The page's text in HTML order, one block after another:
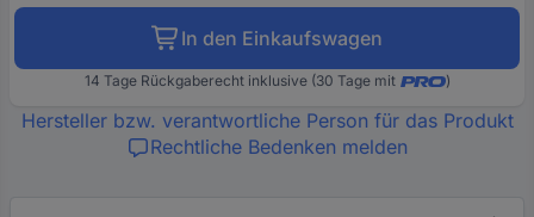
In den Einkaufswagen
14 Tage Rückgaberecht inklusive (30 Tage mit )
Hersteller bzw. verantwortliche Person für das Produkt
Rechtliche Bedenken melden